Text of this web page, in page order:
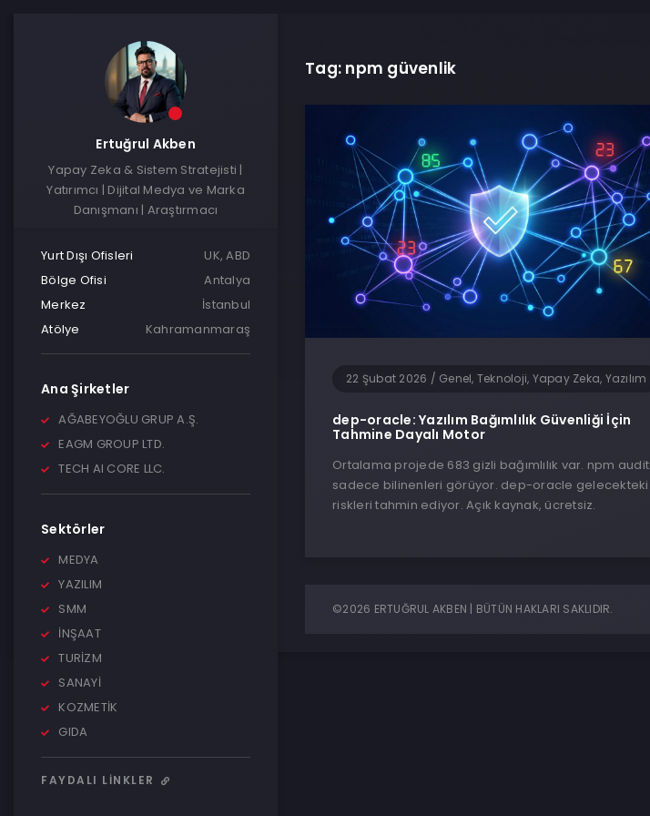
Ertuğrul Akben
Yapay Zeka & Sistem Stratejisti |
Yatırımcı | Dijital Medya ve Marka
Danışmanı | Araştırmacı
Yurt Dışı Ofisleri
UK, ABD
Bölge Ofisi
Antalya
Merkez
İstanbul
Atölye
Kahramanmaraş
Ana Şirketler
AĞABEYOĞLU GRUP A.Ş.
EAGM GROUP LTD.
TECH AI CORE LLC.
Sektörler
MEDYA
YAZILIM
SMM
İNŞAAT
TURİZM
SANAYİ
KOZMETİK
GIDA
FAYDALI LINKLER
Tag: npm güvenlik
22 Şubat 2026 / Genel, Teknoloji, Yapay Zeka, Yazılım
dep-oracle: Yazılım Bağımlılık Güvenliği İçin
Tahmine Dayalı Motor
Ortalama projede 683 gizli bağımlılık var. npm audit
sadece bilinenleri görüyor. dep-oracle gelecekteki
riskleri tahmin ediyor. Açık kaynak, ücretsiz.
©2026 ERTUĞRUL AKBEN | BÜTÜN HAKLARI SAKLIDIR.